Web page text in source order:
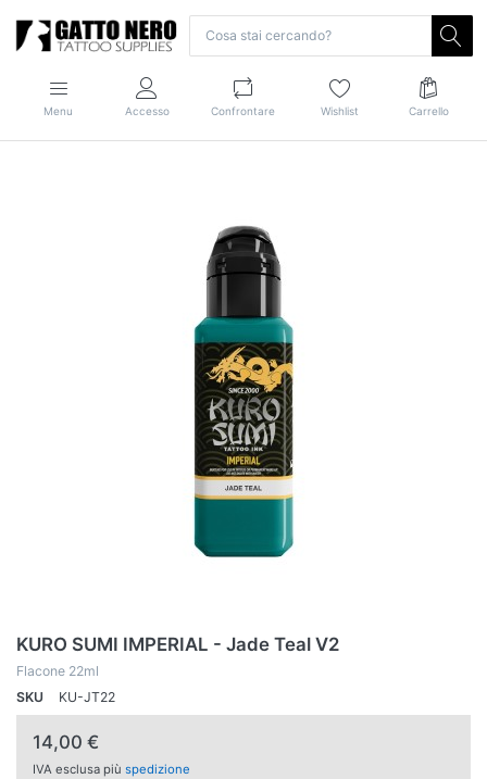
Menu Accesso Confrontare Wishlist Carrello
KURO SUMI IMPERIAL - Jade Teal V2
Flacone 22ml
SKU
KU-JT22
14,00 €
IVA esclusa più spedizione